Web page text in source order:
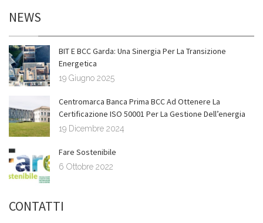
NEWS
BIT E BCC Garda: Una Sinergia Per La Transizione
Energetica
19 Giugno 2025
Centromarca Banca Prima BCC Ad Ottenere La
Certificazione ISO 50001 Per La Gestione Dell’energia
19 Dicembre 2024
Fare Sostenibile
6 Ottobre 2022
CONTATTI